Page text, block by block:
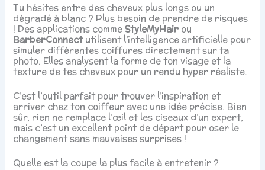
Tu hésites entre des cheveux plus longs ou un
dégradé à blanc ? Plus besoin de prendre de risques
! Des applications commeStyleMyHair ou
BarberConnectutilisent l’intelligence artificielle pour
simuler différentes coiffures directement sur ta
photo. Elles analysent la forme de ton visage et la
texture de tes cheveux pour un rendu hyper réaliste.
C’est l’outil parfait pour trouver l’inspiration et
arriver chez ton coiffeur avec une idée précise. Bien
sûr, rien ne remplace l’œil et les ciseaux d’un expert,
mais c’est un excellent point de départ pour oser le
changement sans mauvaises surprises !
Quelle est la coupe la plus facile à entretenir ?